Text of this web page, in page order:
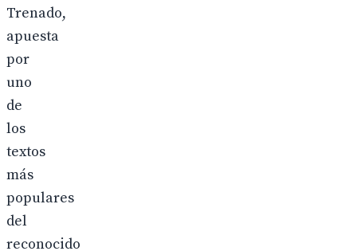
Trenado,
apuesta
por
uno
de
los
textos
más
populares
del
reconocido